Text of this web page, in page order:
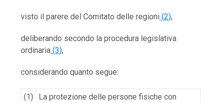
visto il parere del Comitato delle regioni (2),
deliberando secondo la procedura legislativa
ordinaria (3),
considerando quanto segue:
(1)
La protezione delle persone fisiche con